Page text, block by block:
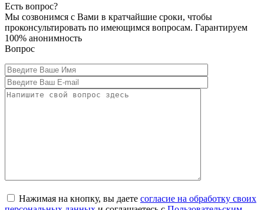
Есть вопрос?
Мы созвонимся с Вами в кратчайшие сроки, чтобы
проконсультировать по имеющимся вопросам. Гарантируем
100% анонимность
Вопрос
Нажимая на кнопку, вы даете согласие на обработку своих